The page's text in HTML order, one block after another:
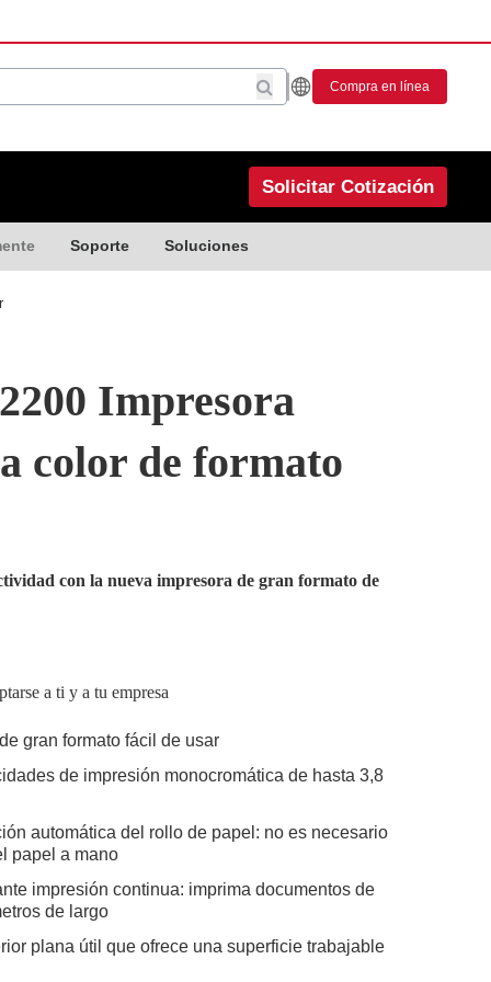
Compra en línea
Solicitar Cotización
Soporte Soluciones
Impresora
color de formato
con la nueva impresora de gran formato de
a ti y a tu empresa
gran formato fácil de usar
de impresión monocromática de hasta 3,8
automática del rollo de papel: no es necesario
papel a mano
impresión continua: imprima documentos de
de largo
plana útil que ofrece una superficie trabajable